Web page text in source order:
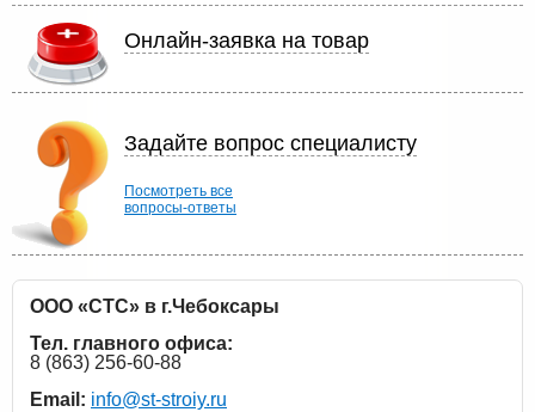
Онлайн-заявка на товар
Задайте вопрос специалисту
Посмотреть все
вопросы-ответы
ООО «СТС» в г.Чебоксары
Тел. главного офиса:
8 (863) 256-60-88
Email: info@st-stroiy.ru